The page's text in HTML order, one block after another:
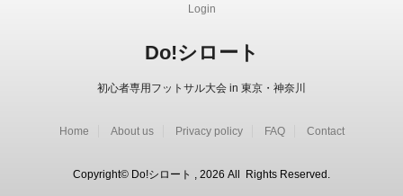
Login
Do!シロート
初心者専用フットサル大会 in 東京・神奈川
Home About us Privacy policy FAQ Contact
Copyright© Do!シロート , 2026 All Rights Reserved.